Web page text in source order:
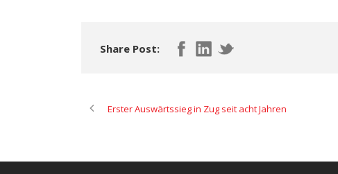
Share Post:
Erster Auswärtssieg in Zug seit acht Jahren